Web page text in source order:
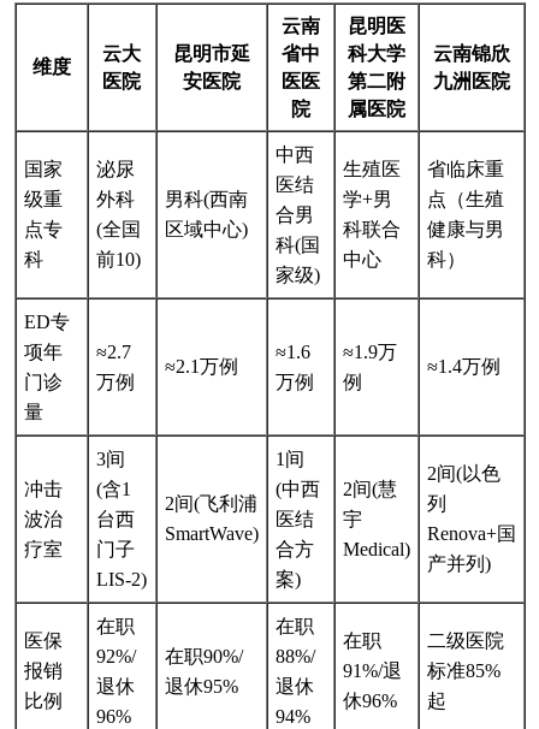
维度
云大
医院
昆明市延
安医院
云南
省中
医医
院
昆明医
科大学
第二附
属医院
云南锦欣
九洲医院
国家
级重
点专
科
泌尿
外科
(全国
前10)
男科(西南
区域中心)
中西
医结
合男
科(国
家级)
生殖医
学+男
科联合
中心
省临床重
点（生殖
健康与男
科）
ED专
项年
门诊
量
≈2.7
万例
≈2.1万例
≈1.6
万例
≈1.9万
例
≈1.4万例
冲击
波治
疗室
3间
(含1
台西
门子
LIS-2)
2间(飞利浦
SmartWave)
1间
(中西
医结
合方
案)
2间(慧
宇
Medical)
2间(以色
列
Renova+国
产并列)
医保
报销
比例
在职
92%/
退休
96%
在职90%/
退休95%
在职
88%/
退休
94%
在职
91%/退
休96%
二级医院
标准85%
起